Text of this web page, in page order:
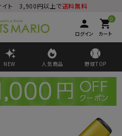
イト 3,900円以上で送料無料
person
ログイン
0
shopping_cart
カート
NEW 人気商品 野球TOP